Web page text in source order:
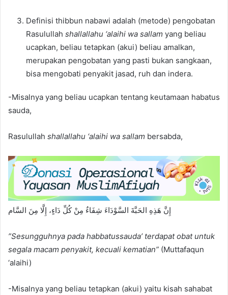
Definisi thibbun nabawi adalah (metode) pengobatan
Rasulullah shallallahu ‘alaihi wa sallam yang beliau
ucapkan, beliau tetapkan (akui) beliau amalkan,
merupakan pengobatan yang pasti bukan sangkaan,
bisa mengobati penyakit jasad, ruh dan indera.
-Misalnya yang beliau ucapkan tentang keutamaan habatus
sauda,
Rasulullah shallallahu ‘alaihi wa sallam bersabda,
إِنَّ هَذِهِ الحَبَّةَ السَّوْدَاءَ شِفَاءٌ مِنْ كُلِّ دَاءٍ، إِلَّا مِنَ السَّام
”Sesungguhnya pada habbatussauda’ terdapat obat untuk
segala macam penyakit, kecuali kematian” (Muttafaqun
‘alaihi)
-Misalnya yang beliau tetapkan (akui) yaitu kisah sahabat